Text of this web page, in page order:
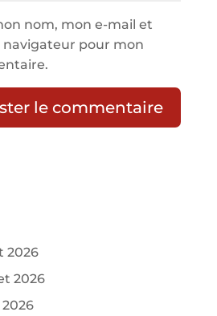
nom, mon e-mail et
navigateur pour mon
2026
2026